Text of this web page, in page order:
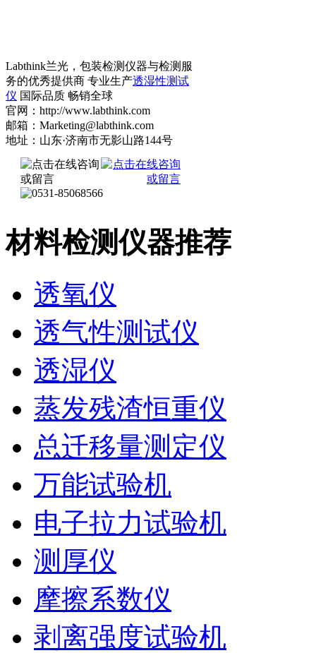
Labthink兰光，包装检测仪器与检测服
务的优秀提供商 专业生产透湿性测试
仪 国际品质 畅销全球
官网：http://www.labthink.com
邮箱：Marketing@labthink.com
地址：山东·济南市无影山路144号
材料检测仪器推荐
透氧仪
透气性测试仪
透湿仪
蒸发残渣恒重仪
总迁移量测定仪
万能试验机
电子拉力试验机
测厚仪
摩擦系数仪
剥离强度试验机